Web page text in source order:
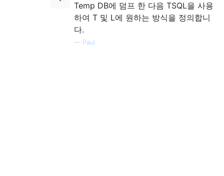
Temp DB에 덤프 한 다음 TSQL을 사용
하여 T 및 L에 원하는 방식을 정의합니
다.
— Paul